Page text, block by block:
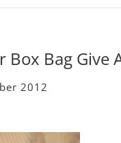
Box Bag Give
2012